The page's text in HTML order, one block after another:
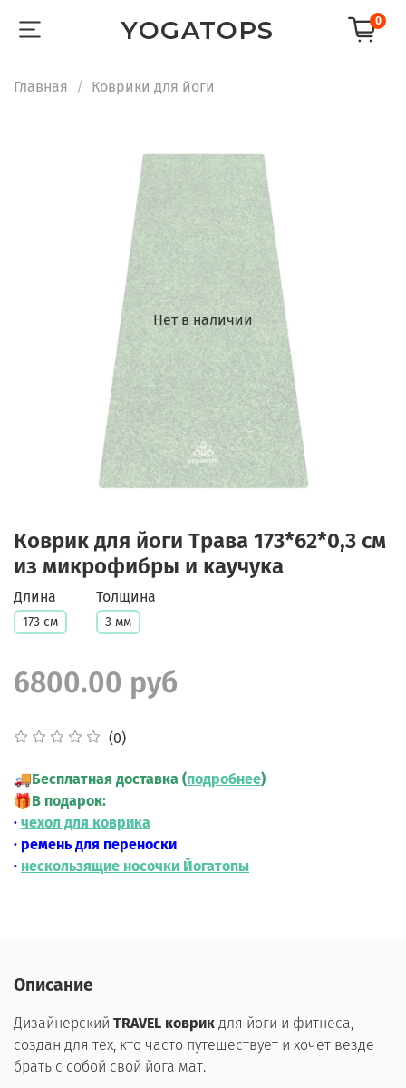
YOGATOPS 0
Главная Коврики для йоги
Нет в наличии
Коврик для йоги Трава 173*62*0,3 см
из микрофибры и каучука
(0)
Длина
173 см
Толщина
3 мм
6800.00 руб
🚚Бесплатная доставка (подробнее)
🎁В подарок:
· чехол для коврика
· ремень для переноски
· нескользящие носочки Йогатопы
Описание
Дизайнерский TRAVEL коврик для йоги и фитнеса,
создан для тех, кто часто путешествует и хочет везде
брать с собой свой йога мат.